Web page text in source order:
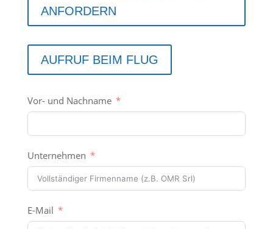
ANFORDERN
AUFRUF BEIM FLUG
Vor- und Nachname
Unternehmen
E-Mail